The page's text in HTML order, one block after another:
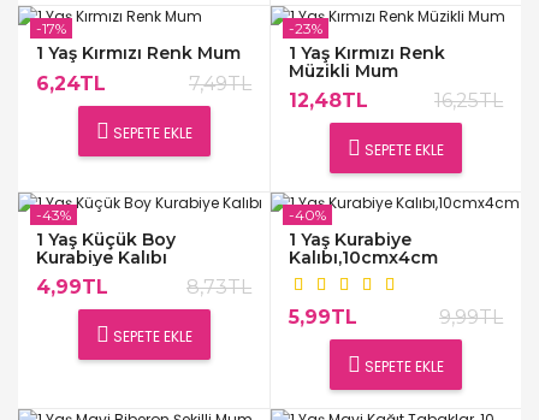
1 Yaş Kırmızı Renk Mum
6,24TL 7,49TL
SEPETE EKLE
-17%
1 Yaş Kırmızı Renk
Müzikli Mum
12,48TL 16,25TL
SEPETE EKLE
-23%
1 Yaş Küçük Boy
Kurabiye Kalıbı
4,99TL 8,73TL
SEPETE EKLE
-43%
1 Yaş Kurabiye
Kalıbı,10cmx4cm
5,99TL 9,99TL
SEPETE EKLE
-40%